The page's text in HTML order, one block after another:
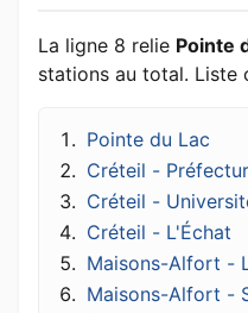
La ligne 8 relie Pointe
stations au total. Liste
Pointe du Lac
Créteil -
Créteil -
Créteil - L'Échat
Maisons-Alfort -
Maisons-Alfort -